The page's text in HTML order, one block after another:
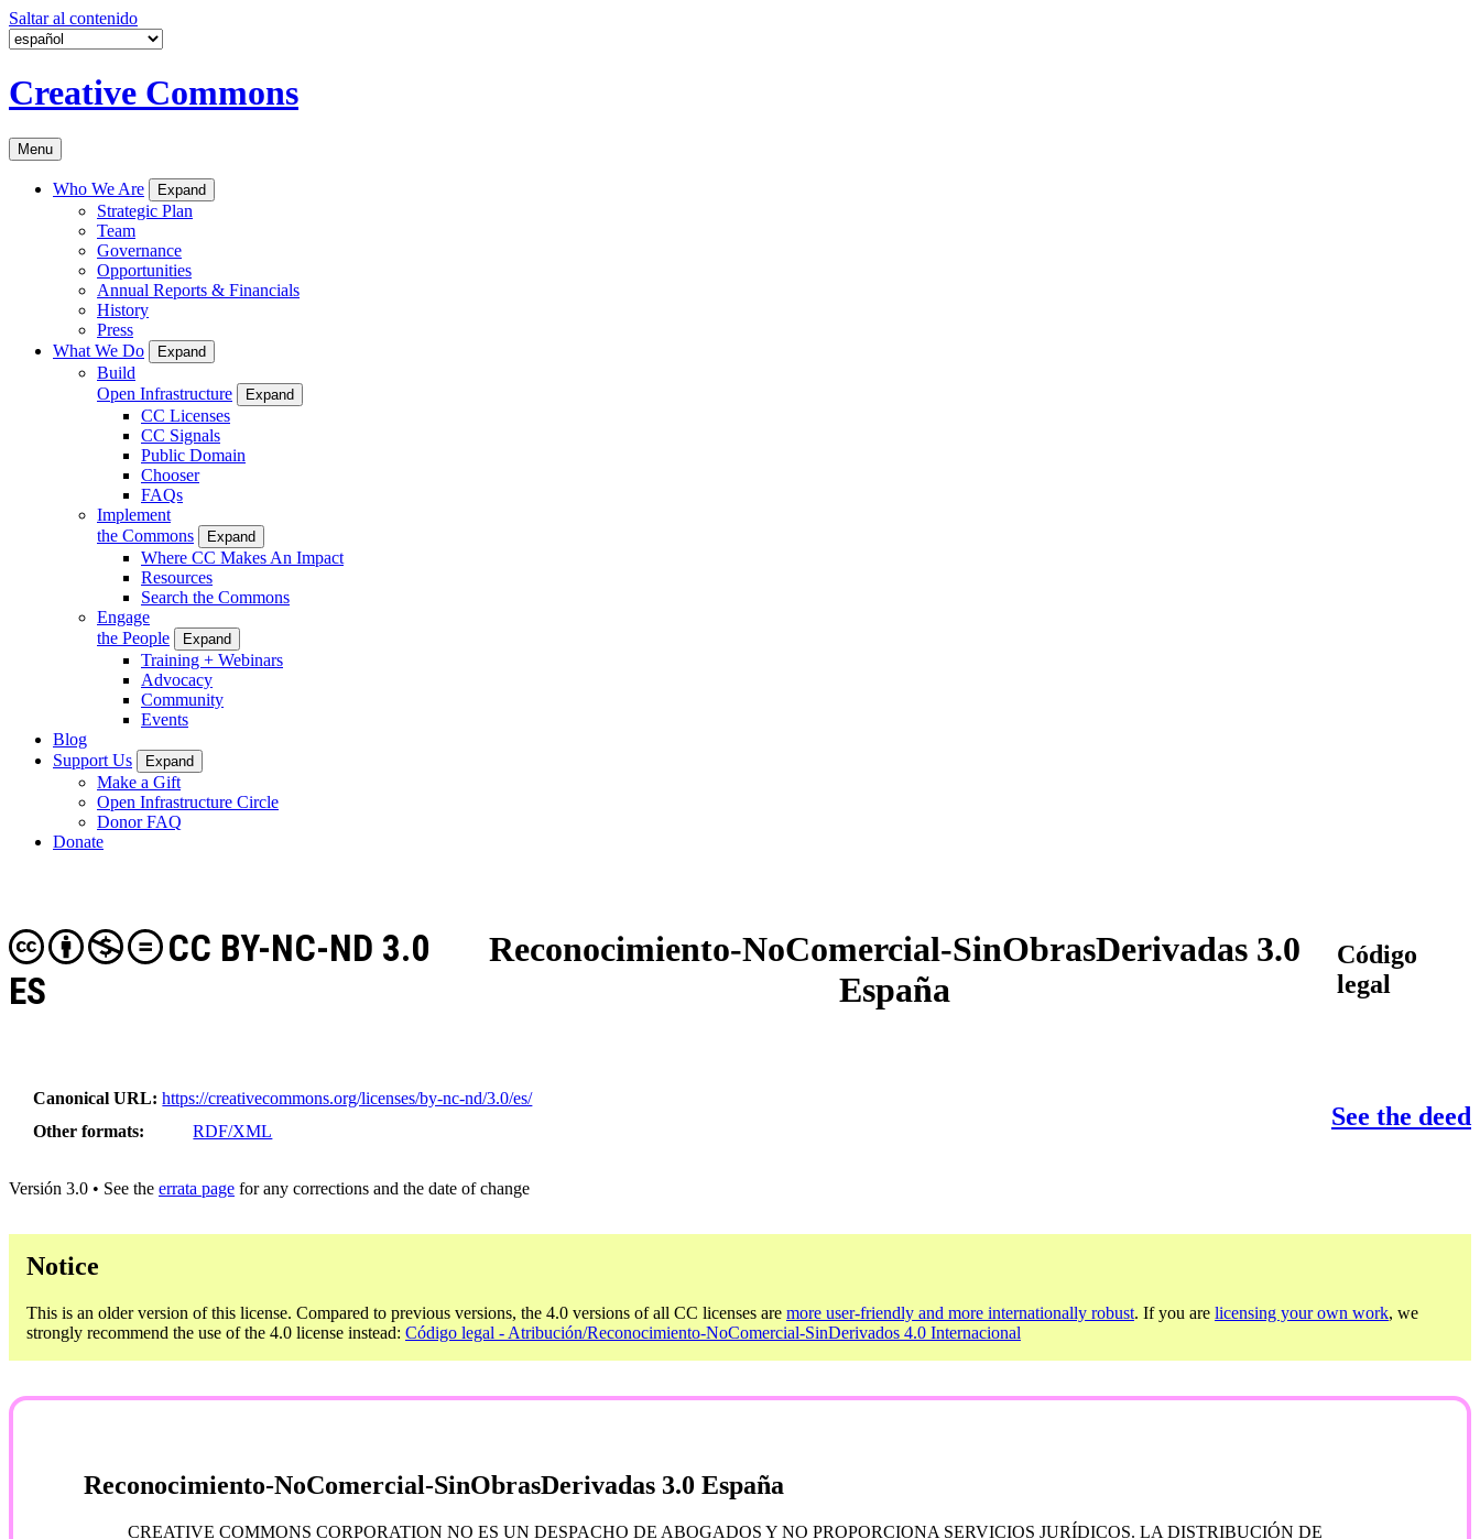
Saltar al contenido
Creative Commons
Menu
Who We Are Expand
Strategic Plan
Team
Governance
Opportunities
Annual Reports & Financials
History
Press
What We Do
Expand
Build
Open Infrastructure
Expand
CC Licenses
CC Signals
Public Domain
Chooser
FAQs
Implement
the Commons
Expand
Where CC Makes An Impact
Resources
Search the Commons
Engage
the People
Expand
Training + Webinars
Advocacy
Community
Events
Blog
Support Us
Expand
Make a Gift
Open Infrastructure Circle
Donor FAQ
Donate
Reconocimiento-NoComercial-SinObrasDerivadas 3.0
España
CC BY-NC-ND 3.0
ES
Código
legal
Canonical URL
https://creativecommons.org/licenses/by-nc-nd/3.0/es/
Other formats
RDF/XML
See the deed
Versión 3.0 • See the errata page for any corrections and the date of change
Notice
This is an older version of this license. Compared to previous versions, the 4.0 versions of all CC licenses are more user-friendly and more internationally robust. If you are licensing your own work, we
strongly recommend the use of the 4.0 license instead: Código legal - Atribución/Reconocimiento-NoComercial-SinDerivados 4.0 Internacional
Reconocimiento-NoComercial-SinObrasDerivadas 3.0 España
CREATIVE COMMONS CORPORATION NO ES UN DESPACHO DE ABOGADOS Y NO PROPORCIONA SERVICIOS JURÍDICOS. LA DISTRIBUCIÓN DE